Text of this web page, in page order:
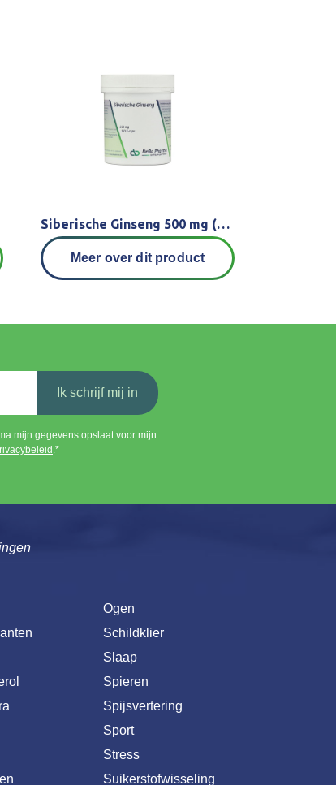
Siberische Ginseng 500 mg (100 V-caps)
Meer over dit product
Ik schrijf mij in
mijn gegevens opslaat voor mijn
.*
Ogen
Schildklier
Slaap
Spieren
Spijsvertering
Sport
Stress
Suikerstofwisseling